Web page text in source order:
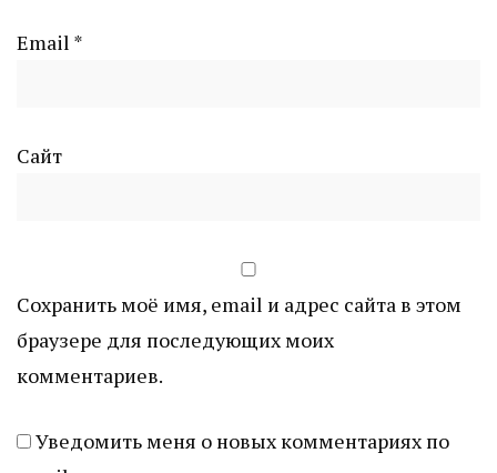
Email *
Сайт
Сохранить моё имя, email и адрес сайта в этом
браузере для последующих моих
комментариев.
Уведомить меня о новых комментариях по